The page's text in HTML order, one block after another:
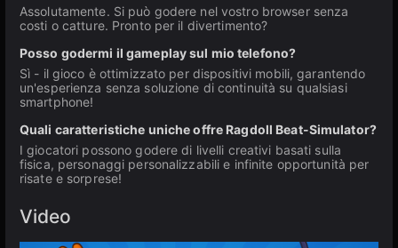
Assolutamente. Si può godere nel vostro browser senza
costi o catture. Pronto per il divertimento?
Posso godermi il gameplay sul mio telefono?
Sì - il gioco è ottimizzato per dispositivi mobili, garantendo
un'esperienza senza soluzione di continuità su qualsiasi
smartphone!
Quali caratteristiche uniche offre Ragdoll Beat-Simulator?
I giocatori possono godere di livelli creativi basati sulla
fisica, personaggi personalizzabili e infinite opportunità per
risate e sorprese!
Video